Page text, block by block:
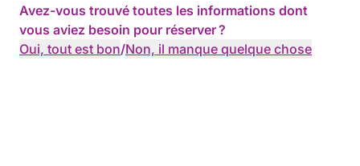
Avez-vous trouvé toutes les informations dont
vous aviez besoin pour réserver ?
Oui, tout est bon/Non, il manque quelque chose